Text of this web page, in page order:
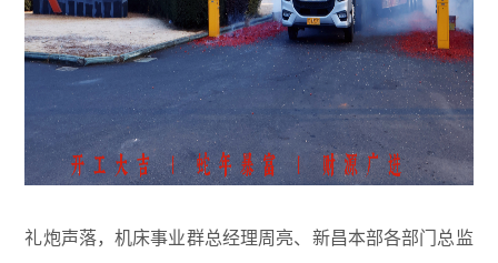
礼炮声落，机床事业群总经理周亮、新昌本部各部门总监